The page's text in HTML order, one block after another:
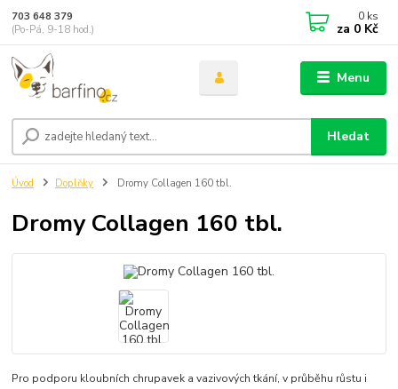
Menu
Hledat
703 648 379
(Po-Pá, 9-18 hod.)
0 ks
za 0 Kč
Úvod Doplňky Dromy Collagen 160 tbl.
Dromy Collagen 160 tbl.
Pro podporu kloubních chrupavek a vazivových tkání, v průběhu růstu i